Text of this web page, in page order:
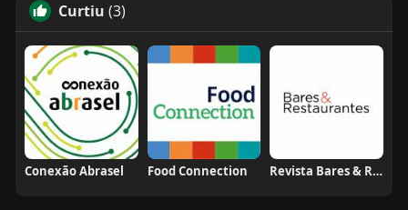
Curtiu (3)
Conexão Abrasel Food Connection Revista Bares & Restaurantes